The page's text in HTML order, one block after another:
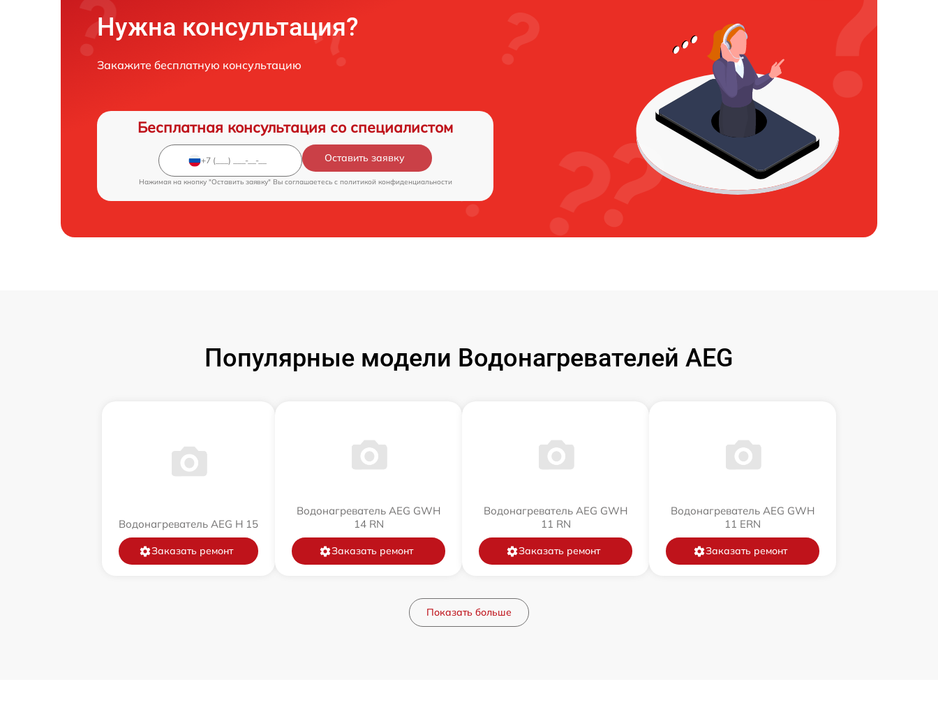
Нужна консультация?
Закажите бесплатную консультацию
Бесплатная консультация со специалистом
Оставить заявку
Нажимая на кнопку "Оставить заявку" Вы соглашаетесь c политикой конфиденциальности
Популярные модели Водонагревателей AEG
Водонагреватель AEG H 15
Заказать ремонт
Водонагреватель AEG GWH
14 RN
Заказать ремонт
Водонагреватель AEG GWH
11 RN
Заказать ремонт
Водонагреватель AEG GWH
11 ERN
Заказать ремонт
Показать больше